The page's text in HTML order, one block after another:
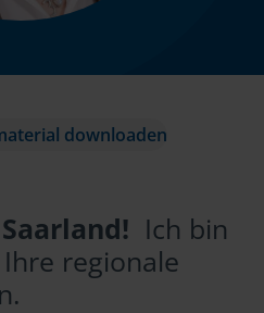
downloaden
Ich bin
regionale